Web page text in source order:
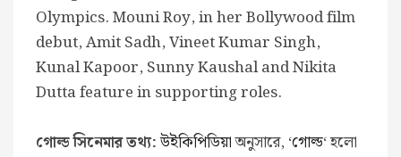
Olympics. Mouni Roy, in her Bollywood film
debut, Amit Sadh, Vineet Kumar Singh,
Kunal Kapoor, Sunny Kaushal and Nikita
Dutta feature in supporting roles.
গোল্ড সিনেমার তথ্য:উইকিপিডিয়াঅনুসারে, ‘গোল্ড‘ হলো